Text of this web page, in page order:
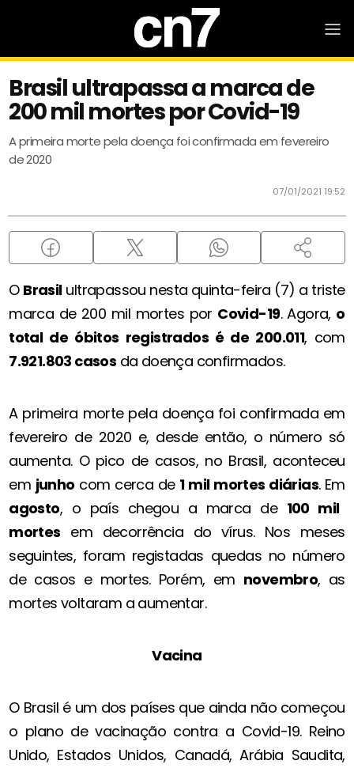
Brasil ultrapassa a marca de
200 mil mortes por Covid-19
A primeira morte pela doença foi confirmada em fevereiro
de 2020
07/01/2021 19:52
O Brasilultrapassou nesta quinta-feira (7) a triste
marca de 200 mil mortes por Covid-19. Agora, o
total de óbitos registrados é de 200.011, com
7.921.803 casos da doença confirmados.
A primeira morte pela doença foi confirmada em
fevereiro de 2020 e, desde então, o número só
aumenta. O pico de casos, no Brasil, aconteceu
em junho com cerca de 1 mil mortes diárias. Em
agosto, o país chegou a marca de 100 mil
mortes em decorrência do vírus. Nos meses
seguintes, foram registadas quedas no número
de casos e mortes. Porém, em novembro, as
mortes voltaram a aumentar.
Vacina
O Brasil é um dos países que ainda não começou
o plano de vacinação contra a Covid-19. Reino
Unido, Estados Unidos, Canadá, Arábia Saudita,